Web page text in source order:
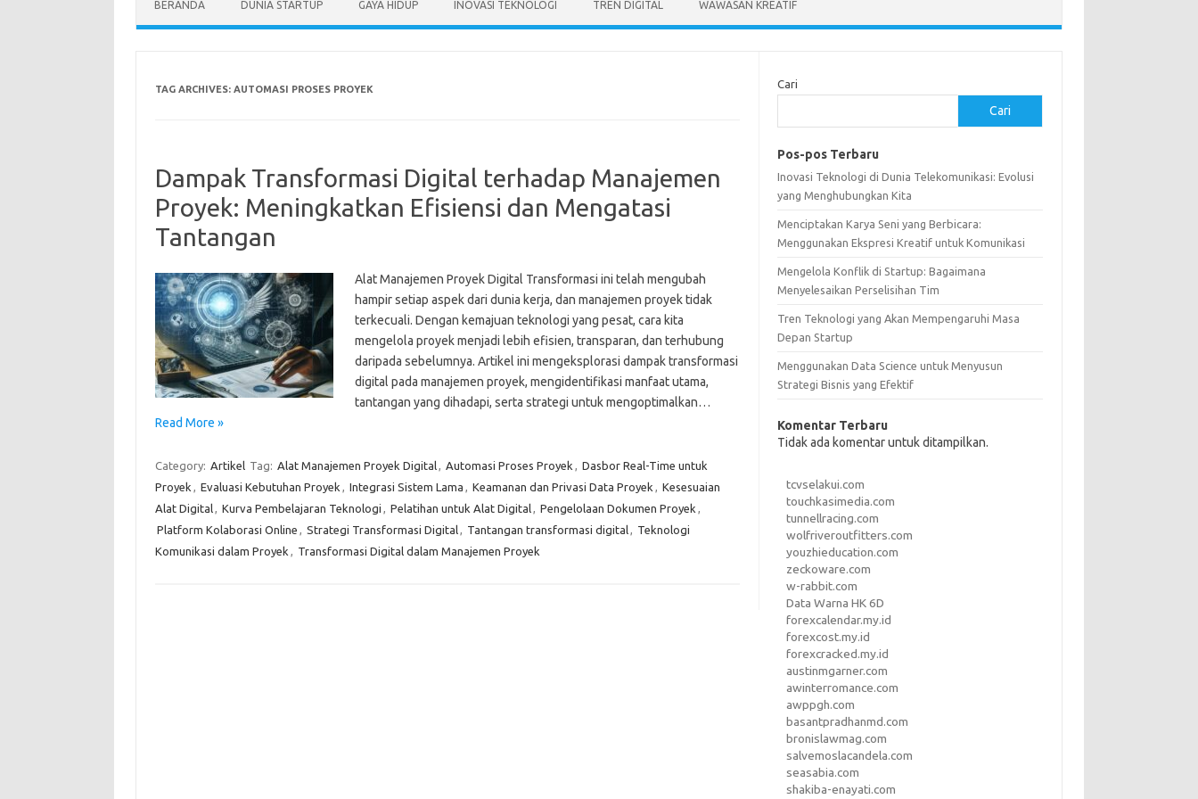
BERANDA DUNIA STARTUP GAYA HIDUP INOVASI TEKNOLOGI TREN DIGITAL WAWASAN KREATIF
TAG ARCHIVES: AUTOMASI PROSES PROYEK
Dampak Transformasi Digital terhadap Manajemen
Proyek: Meningkatkan Efisiensi dan Mengatasi
Tantangan
Alat Manajemen Proyek Digital Transformasi ini telah mengubah
hampir setiap aspek dari dunia kerja, dan manajemen proyek tidak
terkecuali. Dengan kemajuan teknologi yang pesat, cara kita
mengelola proyek menjadi lebih efisien, transparan, dan terhubung
daripada sebelumnya. Artikel ini mengeksplorasi dampak transformasi
digital pada manajemen proyek, mengidentifikasi manfaat utama,
tantangan yang dihadapi, serta strategi untuk mengoptimalkan…
Read More »
Category: Artikel Tag: Alat Manajemen Proyek Digital, Automasi Proses Proyek , Dasbor Real-Time untuk
Proyek , Evaluasi Kebutuhan Proyek , Integrasi Sistem Lama , Keamanan dan Privasi Data Proyek , Kesesuaian
Alat Digital, Kurva Pembelajaran Teknologi , Pelatihan untuk Alat Digital, Pengelolaan Dokumen Proyek ,
Platform Kolaborasi Online , Strategi Transformasi Digital, Tantangan transformasi digital, Teknologi
Komunikasi dalam Proyek , Transformasi Digital dalam Manajemen Proyek
Cari
Cari
Pos-pos Terbaru
Inovasi Teknologi di Dunia Telekomunikasi: Evolusi
yang Menghubungkan Kita
Menciptakan Karya Seni yang Berbicara:
Menggunakan Ekspresi Kreatif untuk Komunikasi
Mengelola Konflik di Startup: Bagaimana
Menyelesaikan Perselisihan Tim
Tren Teknologi yang Akan Mempengaruhi Masa
Depan Startup
Menggunakan Data Science untuk Menyusun
Strategi Bisnis yang Efektif
Komentar Terbaru
Tidak ada komentar untuk ditampilkan.
tcvselakui.com
touchkasimedia.com
tunnellracing.com
wolfriveroutfitters.com
youzhieducation.com
zeckoware.com
w-rabbit.com
Data Warna HK 6D
forexcalendar.my.id
forexcost.my.id
forexcracked.my.id
austinmgarner.com
awinterromance.com
awppgh.com
basantpradhanmd.com
bronislawmag.com
salvemoslacandela.com
seasabia.com
shakiba-enayati.com